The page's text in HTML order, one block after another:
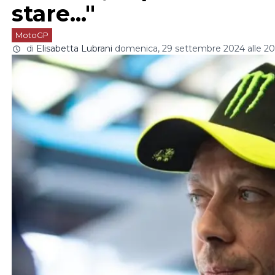
stare..."
MotoGP
di Elisabetta Lubrani domenica, 29 settembre 2024 alle